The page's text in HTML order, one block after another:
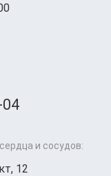
и сосудов:
12